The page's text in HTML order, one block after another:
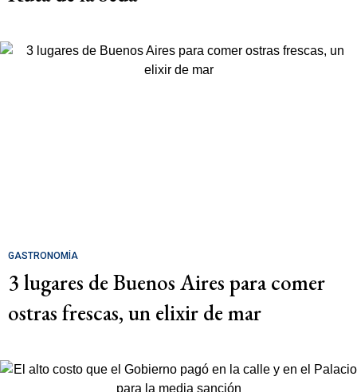
GASTRONOMÍA
3 lugares de Buenos Aires para comer
ostras frescas, un elixir de mar